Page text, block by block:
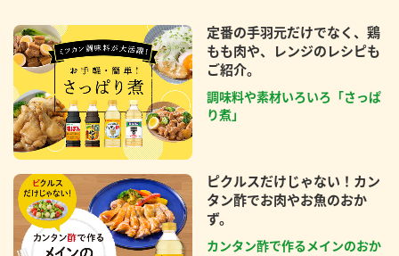
定番の手羽元だけでなく、鶏
もも肉や、レンジのレシピも
ご紹介。
調味料や素材いろいろ「さっぱ
り煮」
ピクルスだけじゃない！カン
タン酢でお肉やお魚のおか
ず。
カンタン酢で作るメインのおか